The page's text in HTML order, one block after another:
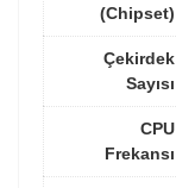
(Chipset)
Çekirdek
Sayısı
CPU
Frekansı